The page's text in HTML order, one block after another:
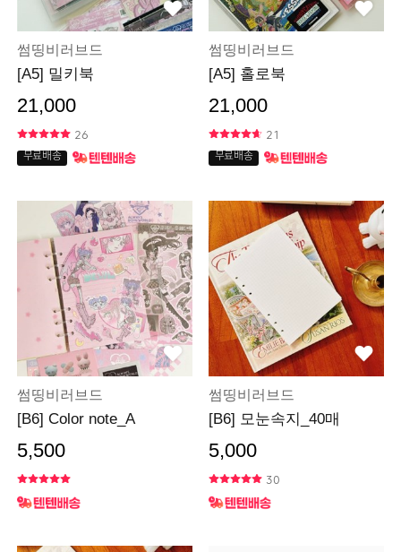
썸띵비러브드
[A5] 밀키북
21,000
26
무료배송
썸띵비러브드
[A5] 홀로북
21,000
21
무료배송
썸띵비러브드
[B6] Color note_A
5,500
썸띵비러브드
[B6] 모눈속지_40매
5,000
30